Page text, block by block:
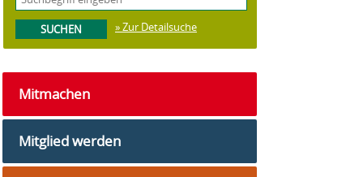
» Zur Detailsuche
Mitmachen
Mitglied werden